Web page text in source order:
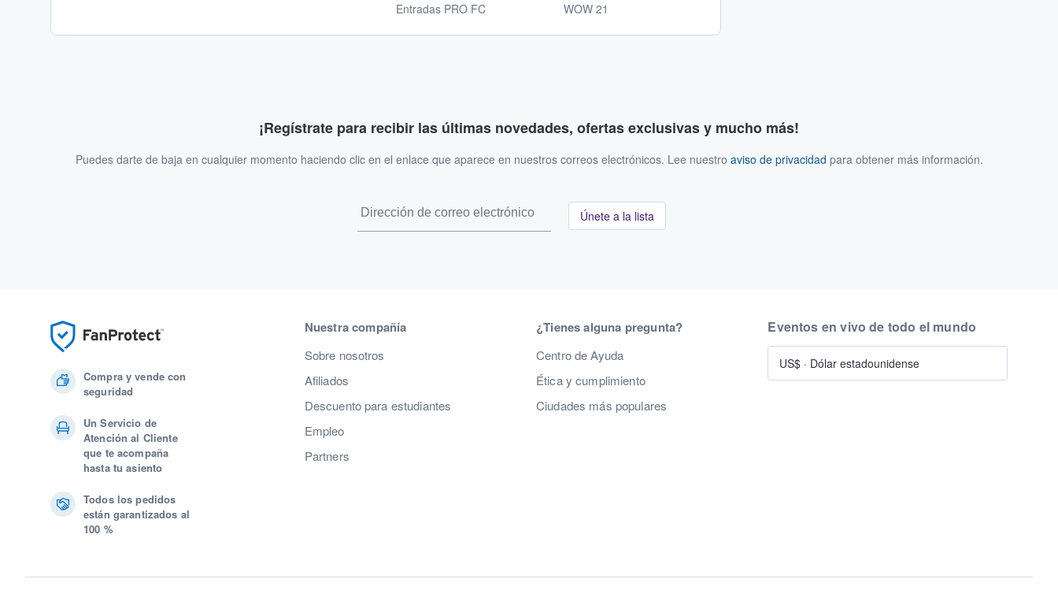
Entradas PRO FC
WOW 21
¡Regístrate para recibir las últimas novedades, ofertas exclusivas y mucho más!
Puedes darte de baja en cualquier momento haciendo clic en el enlace que aparece en nuestros correos electrónicos. Lee nuestro aviso de privacidad para obtener más información.
Únete a la lista
Compra y vende con
seguridad
Un Servicio de
Atención al Cliente
que te acompaña
hasta tu asiento
Todos los pedidos
están garantizados al
100 %
Nuestra compañía
Sobre nosotros
Afiliados
Descuento para estudiantes
Empleo
Partners
¿Tienes alguna pregunta?
Centro de Ayuda
Ética y cumplimiento
Ciudades más populares
Eventos en vivo de todo el mundo
US$ · Dólar estadounidense